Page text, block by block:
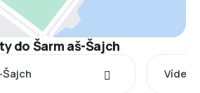
do Šarm aš-Šajch
Vídeň